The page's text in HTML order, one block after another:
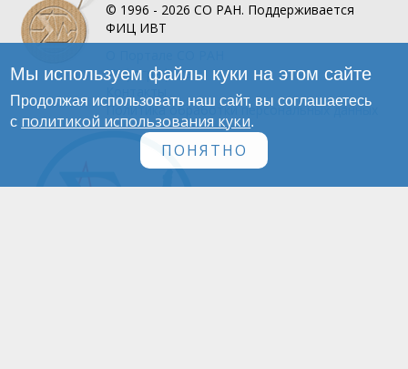
© 1996 - 2026 СО РАН. Поддерживается
ФИЦ ИВТ
Инфографика
Политика обработки персональных данных
Мы используем файлы куки на этом сайте
Продолжая использовать наш сайт, вы соглашаетесь
с политикой использования куки.
ПОНЯТНО